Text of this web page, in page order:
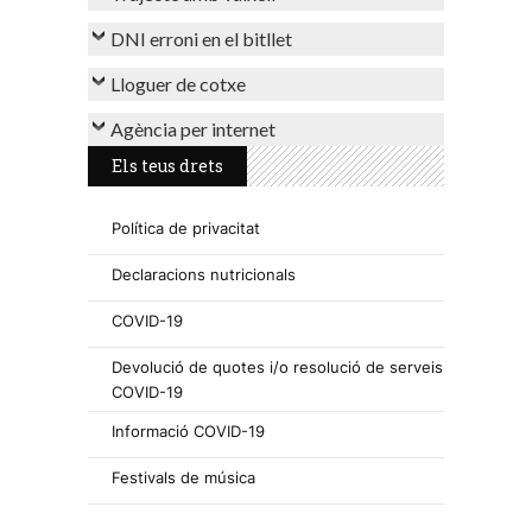
DNI erroni en el bitllet
Lloguer de cotxe
Agència per internet
Els teus drets
Política de privacitat
Declaracions nutricionals
COVID-19
Devolució de quotes i/o resolució de serveis
COVID-19
Informació COVID-19
Festivals de música